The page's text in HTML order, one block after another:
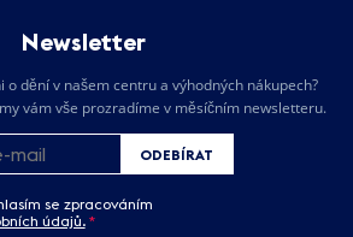
Newsletter
dění v našem centru a výhodných nákupech?
vám vše prozradíme v měsíčním newsletteru.
se zpracováním
údajů.*
ODEBÍRAT